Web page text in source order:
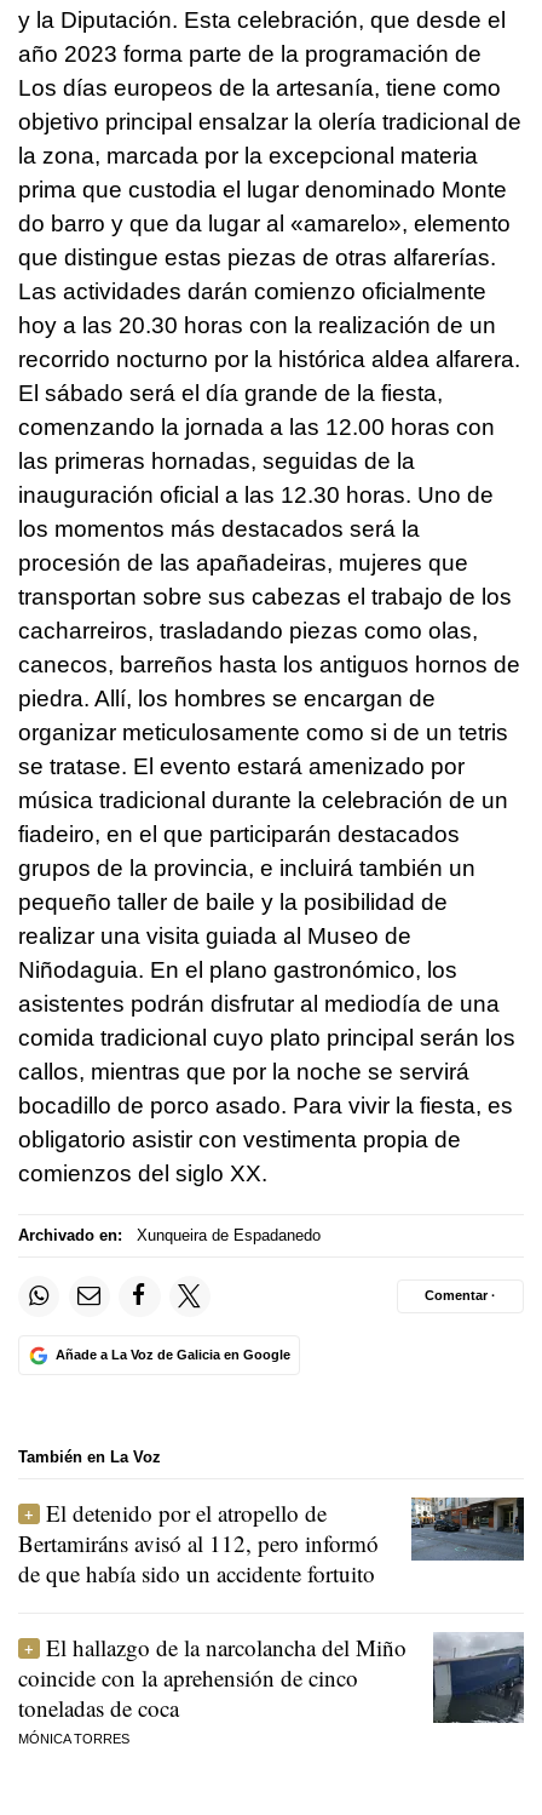
y la Diputación. Esta celebración, que desde el
año 2023 forma parte de la programación de
Los días europeos de la artesanía, tiene como
objetivo principal ensalzar la olería tradicional de
la zona, marcada por la excepcional materia
prima que custodia el lugar denominado Monte
do barro y que da lugar al «amarelo», elemento
que distingue estas piezas de otras alfarerías.
Las actividades darán comienzo oficialmente
hoy a las 20.30 horas con la realización de un
recorrido nocturno por la histórica aldea alfarera.
El sábado será el día grande de la fiesta,
comenzando la jornada a las 12.00 horas con
las primeras hornadas, seguidas de la
inauguración oficial a las 12.30 horas. Uno de
los momentos más destacados será la
procesión de las apañadeiras, mujeres que
transportan sobre sus cabezas el trabajo de los
cacharreiros, trasladando piezas como olas,
canecos, barreños hasta los antiguos hornos de
piedra. Allí, los hombres se encargan de
organizar meticulosamente como si de un tetris
se tratase. El evento estará amenizado por
música tradicional durante la celebración de un
fiadeiro, en el que participarán destacados
grupos de la provincia, e incluirá también un
pequeño taller de baile y la posibilidad de
realizar una visita guiada al Museo de
Niñodaguia. En el plano gastronómico, los
asistentes podrán disfrutar al mediodía de una
comida tradicional cuyo plato principal serán los
callos, mientras que por la noche se servirá
bocadillo de porco asado. Para vivir la fiesta, es
obligatorio asistir con vestimenta propia de
comienzos del siglo XX.
Archivado en: Xunqueira de Espadanedo
Añade a La Voz de Galicia en Google
Comentar ·
También en La Voz
El detenido por el atropello de
Bertamiráns avisó al 112, pero informó
de que había sido un accidente fortuito
El hallazgo de la narcolancha del Miño
coincide con la aprehensión de cinco
toneladas de coca
MÓNICA TORRES